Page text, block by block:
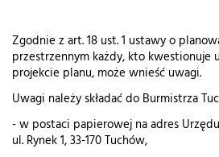
Zgodnie z art. 18 ust. 1 ustawy o
przestrzennym każdy, kto kwestionuje
projekcie planu, może wnieść uwagi.
Uwagi należy składać do Burmistrza
- w postaci papierowej na adres
ul. Rynek 1, 33-170 Tuchów,